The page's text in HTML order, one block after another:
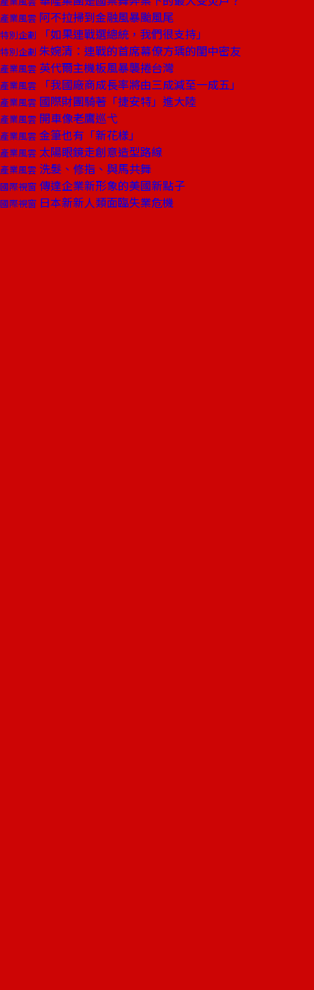
產業風雲 阿不拉掃到金融風暴颱風尾
特別企劃 「如果連戰選總統，我們很支持」
特別企劃 朱婉清：連戰的首席幕僚方瑀的閨中密友
產業風雲 英代爾主機板風暴襲捲台灣
產業風雲 「我國廠商成長率將由三成減至一成五」
產業風雲 國際財團騎著「捷安特」進大陸
產業風雲 開車像老鷹巡弋
產業風雲 金筆也有「新花樣」
產業風雲 太陽眼鏡走創意造型路線
產業風雲 洗髮、修指、與馬共舞
國際視窗 傳達企業新形象的美國新點子
國際視窗 日本新新人類面臨失業危機